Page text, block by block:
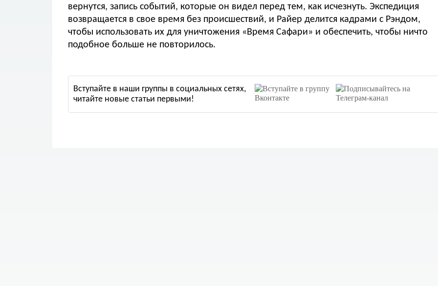
вернутся, запись событий, которые он видел перед тем, как исчезнуть. Экспедиция
возвращается в свое время без происшествий, и Райер делится кадрами с Рэндом,
чтобы использовать их для уничтожения «Время Сафари» и обеспечить, чтобы ничто
подобное больше не повторилось.
Вступайте в наши группы в социальных сетях,
читайте новые статьи первыми!